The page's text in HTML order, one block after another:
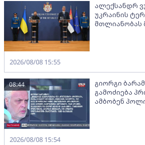
ალექსანდრ
უკრაინის
მთლიანობას
2026/08/08 15:55
გიორგი
გამოძიება
ამბობენ
08:44
2026/08/08 15:54